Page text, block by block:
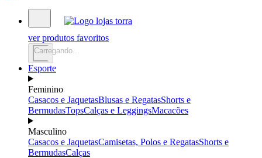
ver produtos favoritos
Carregando...
Esporte
Feminino
Casacos e JaquetasBlusas e RegatasShorts e
BermudasTopsCalças e LeggingsMacacões
Masculino
Casacos e JaquetasCamisetas, Polos e RegatasShorts e
BermudasCalças